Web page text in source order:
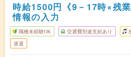
時給1500円《9－17時×残
情報の入力
職種未経験OK 交通費別途支給あり
派遣